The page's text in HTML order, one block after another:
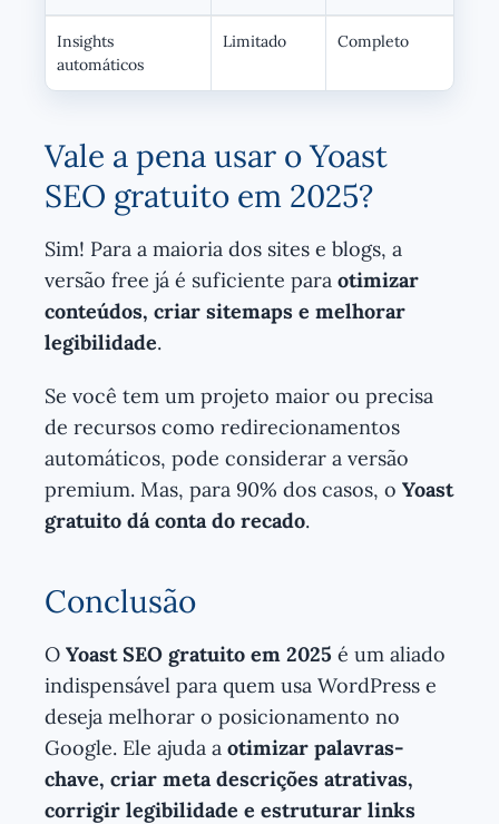
Insights
automáticos
Limitado Completo
Vale a pena usar o Yoast
SEO gratuito em 2025?
Sim! Para a maioria dos sites e blogs, a
versão free já é suficiente para otimizar
conteúdos, criar sitemaps e melhorar
legibilidade.
Se você tem um projeto maior ou precisa
de recursos como redirecionamentos
automáticos, pode considerar a versão
premium. Mas, para 90% dos casos, o Yoast
gratuito dá conta do recado.
Conclusão
O Yoast SEO gratuito em 2025 é um aliado
indispensável para quem usa WordPress e
deseja melhorar o posicionamento no
Google. Ele ajuda a otimizar palavras-
chave, criar meta descrições atrativas,
corrigir legibilidade e estruturar links